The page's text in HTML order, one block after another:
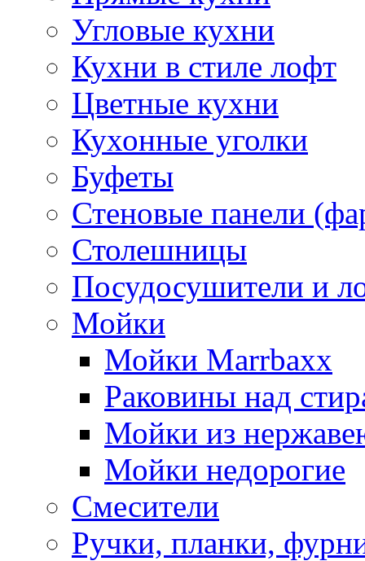
Угловые кухни
Кухни в стиле лофт
Цветные кухни
Кухонные уголки
Буфеты
Стеновые панели
Столешницы
Посудосушители и
Мойки
Мойки Marrbaxx
Раковины над
Мойки из
Мойки недорогие
Смесители
Ручки, планки,